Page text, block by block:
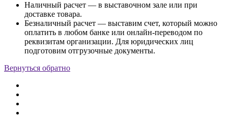
Наличный расчет — в выставочном зале или при
доставке товара.
Безналичный расчет — выставим счет, который можно
оплатить в любом банке или онлайн-переводом по
реквизитам организации. Для юридических лиц
подготовим отгрузочные документы.
Вернуться обратно